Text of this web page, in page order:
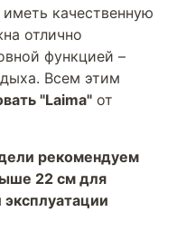
качественную
отлично
функцией –
Всем этим
"Laima" от
рекомендуем
22 см для